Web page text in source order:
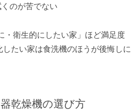
のが苦でない
・衛生的にしたい家」ほど満足度
たい家は食洗機のほうが後悔しに
乾燥機の選び方